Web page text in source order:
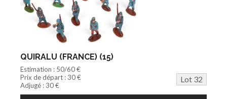
QUIRALU (FRANCE) (15)
Estimation : 50/60 €
Prix de départ : 30 €
Lot 32
Adjugé : 30 €